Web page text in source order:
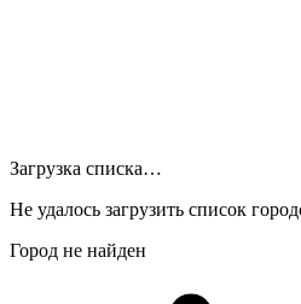
Загрузка списка…
Не удалось загрузить список
Город не найден